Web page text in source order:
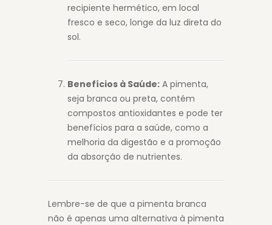
recipiente hermético, em local
fresco e seco, longe da luz direta do
sol.
Benefícios à Saúde: A pimenta,
seja branca ou preta, contém
compostos antioxidantes e pode ter
benefícios para a saúde, como a
melhoria da digestão e a promoção
da absorção de nutrientes.
Lembre-se de que a pimenta branca
não é apenas uma alternativa à pimenta